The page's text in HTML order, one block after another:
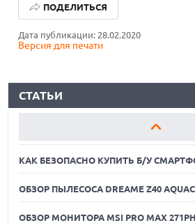
Дата публикации: 28.02.2020
Версия для печати
ПОДЕЛИТЬСЯ
СТАТЬИ
ОБЗОР ПЫЛЕСОСА DREAME Z40
ОБЗОР МОНИТОРА MSI PRO MAX
ОБЗОР ПЫЛЕСОСА DREAME Z40
ОБЗОР МОНИТОРА MSI PRO MAX
КАК БЕЗОПАСНО КУПИТЬ Б/У
ОБЗОР ПЫЛЕСОСА DREAME Z40
ОБЗОР МОНИТОРА MSI PRO MAX